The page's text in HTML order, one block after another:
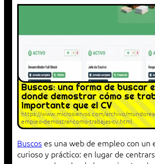
Buscos: una forma de buscar
donde demostrar cómo se
importante que el CV
https://www.microsiervos.com/archivo/
empleo-demostrar-como-trabajas-cv.html
Buscos es una web de empleo con un
curioso y práctico: en lugar de